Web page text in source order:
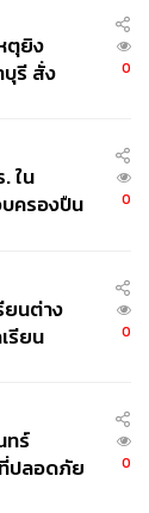
ตุยิง
บุรี สั่ง
0
ใน
ครองปืน
0
ยนต่าง
รียน
0
ทร์
ปลอดภัย
0